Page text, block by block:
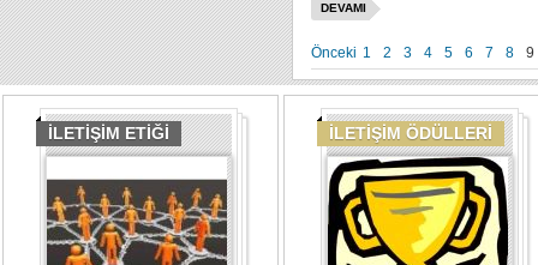
DEVAMI
Önceki 1 2 3 4 5 6 7 8 9
İLETİŞİM ETİĞİ İLETİŞİM ÖDÜLLERİ